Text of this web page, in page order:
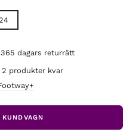
dagars returrätt
produkter kvar